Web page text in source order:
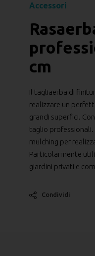
Accessori
cm
Il tagliaerba di
realizzare un
grandi superfici.
taglio professionali.
mulching per
Particolarmente
giardini privati e
Condividi